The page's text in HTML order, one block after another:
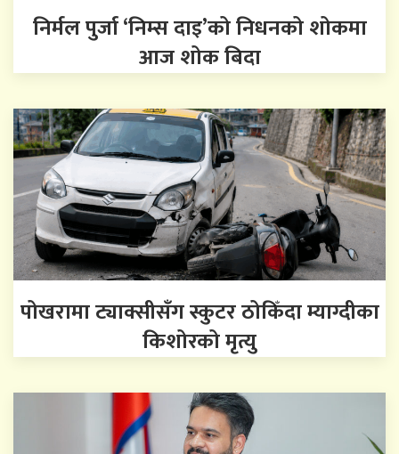
निर्मल पुर्जा ‘निम्स दाइ’को निधनको शोकमा
आज शोक बिदा
पोखरामा ट्याक्सीसँग स्कुटर ठोकिँदा म्याग्दीका
किशोरको मृत्यु